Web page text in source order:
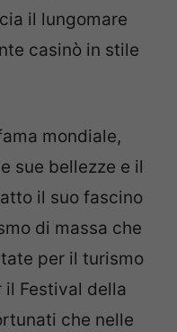
il lungomare
casinò in stile
mondiale,
sue bellezze e il
il suo fascino
di massa che
per il turismo
il Festival della
che nelle